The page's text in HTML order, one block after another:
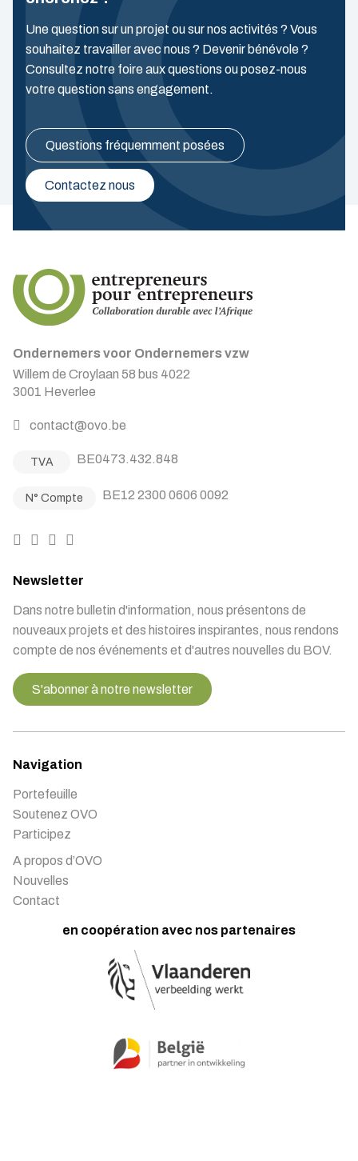
Une question sur un projet ou sur nos activités ? Vous
souhaitez travailler avec nous ? Devenir bénévole ?
Consultez notre foire aux questions ou posez-nous
votre question sans engagement.
Questions fréquemment posées
Contactez nous
Ondernemers voor Ondernemers vzw
Willem de Croylaan 58 bus 4022
3001 Heverlee
contact@ovo.be
TVA BE0473.432.848
N° Compte BE12 2300 0606 0092
Newsletter
Dans notre bulletin d'information, nous présentons de
nouveaux projets et des histoires inspirantes, nous rendons
compte de nos événements et d'autres nouvelles du BOV.
S'abonner à notre newsletter
Navigation
Portefeuille
Soutenez OVO
Participez
A propos d’OVO
Nouvelles
Contact
en coopération avec nos partenaires